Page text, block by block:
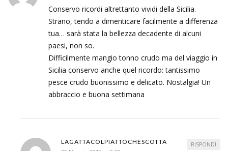
Conservo ricordi altrettanto vividi della Sicilia.
Strano, tendo a dimenticare facilmente a differenza
tua… sarà stata la bellezza decadente di alcuni
paesi, non so.
Difficilmente mangio tonno crudo ma del viaggio in
Sicilia conservo anche quel ricordo: tantissimo
pesce crudo buonissimo e delicato. Nostalgia! Un
abbraccio e buona settimana
LAGATTACOLPIATTOCHESCOTTA
RISPONDI